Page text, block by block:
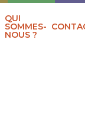
QUI
SOMMES-
NOUS ?